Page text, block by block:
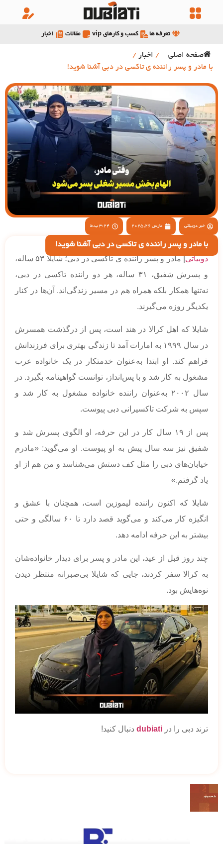
تعرفه ها کسب و کارهای vip مقالات اخبار
صفحه اصلی / اخبار /
با مادر و پسر راننده ی تاکسی در دبی آشنا شوید!
خبر دوبیاتی مارس 26, 2025 3:24 ب.ظ
با مادر و پسر راننده ی تاکسی در دبی آشنا شوید!
دوبیاتی
| مادر و پسر راننده ی تاکسی در دبی؛ شایلا ۵۳ ساله،
و پسرش شفیق، ۳۱ ساله، هر دو راننده تاکسی در دبی،
نه‌تنها همکار بلکه همراه هم در مسیر زندگی‌اند. آن‌ها در کنار
یکدیگر روزه می‌گیرند.
شایلا که اهل کرالا در هند است، پس از درگذشت همسرش
در سال ۱۹۹۹ به امارات آمد تا زندگی بهتری برای فرزندانش
فراهم کند. او ابتدا به‌عنوان خدمتکار در یک خانواده عرب
مشغول به کار شد و با پس‌انداز، توانست گواهینامه بگیرد. در
سال ۲۰۰۲ به‌عنوان راننده خانواده مشغول به کار شد و
سپس به شرکت تاکسیرانی دبی پیوست.
پس از ۱۹ سال کار در این حرفه، او الگوی پسرش شد و
شفیق نیز سه سال پیش به او پیوست. او می‌گوید: «مادرم
خیابان‌های دبی را مثل کف دستش می‌شناسد و من هم از او
یاد گرفتم.»
شایلا که اکنون راننده لیموزین است، همچنان با عشق و
انگیزه کار می‌کند و می‌گوید قصد دارد تا ۶۰ سالگی و حتی
بیشتر به این حرفه ادامه دهد.
چند روز قبل از عید، این مادر و پسر برای دیدار خانواده‌شان
به کرالا سفر کردند، جایی که شایلا بی‌صبرانه منتظر دیدن
نوه‌هایش بود.
ترند دبی را در dubiati دنبال کنید!